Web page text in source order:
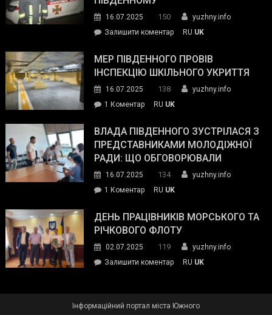
силових
та
органів:
«Наш
спільний
окупанти.
Маємо
діяти
команда
16.07.2025 150
yuzhny.info
Залишити коментарon
ДСНС
власноруч
пожежу
у
RU UK
МЕР ПІВДЕННОГО ПРОВІВ
ІНСПЕКЦІЮ ШКІЛЬНОГО УКРИТТЯ
16.07.2025 138
yuzhny.info
1 Коментардо
Південного
провів
інспекцію
укриття
RU UK
ВЛАДА ПІВДЕННОГО ЗУСТРІЛАСЯ З
ПРЕДСТАВНИКАМИ МОЛОДІЖНОЇ
РАДИ: ЩО ОБГОВОРЮВАЛИ
16.07.2025 134
yuzhny.info
1 Коментардо
Південного
зустрілася
представниками
молодіжної
обговорювали
RU UK
ДЕНЬ ПРАЦІВНИКІВ МОРСЬКОГО ТА
РІЧКОВОГО ФЛОТУ
02.07.2025 119
yuzhny.info
Залишити коментарon
RU UK
Інформаційний портал міста Южного